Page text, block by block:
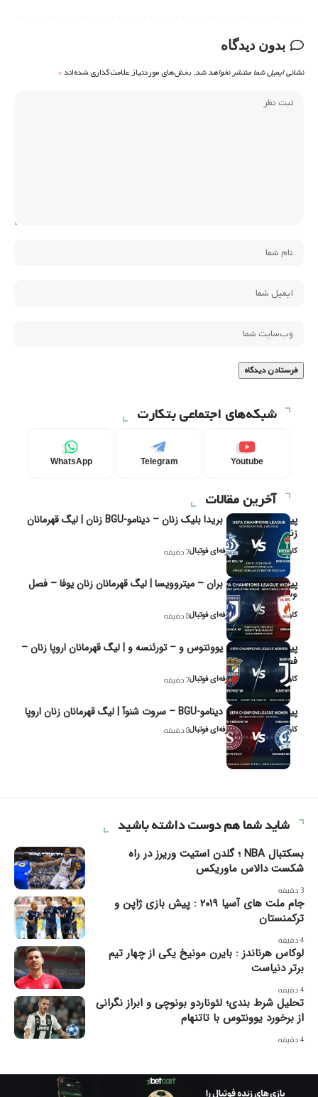
بدون دیدگاه
نشانی ایمیل شما منتشر نخواهد شد. بخش‌های موردنیاز علامت‌گذاری شده‌اند*
شبکه‌های اجتماعی بتکارت
Youtube
Telegram
WhatsApp
آخرین مقالات
پیش‌بینی و تحلیل بریدا بلیک زنان – دینامو-BGU زنان | لیگ قهرمانان
زنان یوفا
کاوه نیک‌فر، تحلیل‌گر حرفه‌ای فوتبال7 دقیقه
پیش‌بینی و تحلیل بران – میتروویسا | لیگ قهرمانان زنان یوفا – فصل
۲۰۲۶
کاوه نیک‌فر، تحلیل‌گر حرفه‌ای فوتبال8 دقیقه
پیش‌بینی و تحلیل یوونتوس و – تورئنسه و | لیگ قهرمانان اروپا زنان –
فصل ۲۰۲۶
کاوه نیک‌فر، تحلیل‌گر حرفه‌ای فوتبال7 دقیقه
پیش‌بینی و تحلیل دینامو-BGU – سروت شنوآ | لیگ قهرمانان زنان اروپا
کاوه نیک‌فر، تحلیل‌گر حرفه‌ای فوتبال8 دقیقه
شاید شما هم دوست داشته باشید
بسکتبال NBA ؛ گلدن استیت وریرز در راه
شکست دالاس ماوریکس
3 دقیقه
جام ملت های آسیا ۲۰۱۹ : پیش بازی ژاپن و
ترکمنستان
4 دقیقه
لوکاس هرناندز : بایرن مونیخ یکی از چهار تیم
برتر دنیاست
4 دقیقه
تحلیل شرط بندی؛ لئوناردو بونوچی و ابراز نگرانی
از برخورد یوونتوس با تاتنهام
4 دقیقه